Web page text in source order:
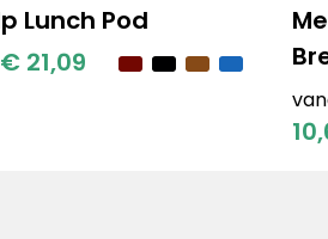
Lunch Pod
€ 21,09